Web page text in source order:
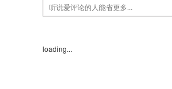
loading...